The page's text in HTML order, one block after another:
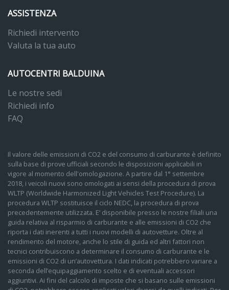
ASSISTENZA
Richiedi intervento
Valuta la tua auto
AUTOCENTRI BALDUINA
Le nostre sedi
Richiedi info
FAQ
Il valore delle emissioni di CO2 e del consumo di carburante è definito
sulla base di prove ufficiali secondo le disposizioni applicabili in
vigore al momento dell'omologazione. A partire dal 1° settembre
2018, i veicoli nuovi sono omologati ai sensi della procedura di prova
WLTP (Worldwide Harmonized Light Vehicles Test Procedure). La
procedura WLTP sostituisce il ciclo NEDC, la procedura di prova
precedentemente utilizzata. E’ disponibile presso le nostre filiali una
guida relativa al risparmio di carburante e alle emissioni di CO2 che
riporta i dati inerenti a tutti i nuovi modelli di autovetture. Oltre al
rendimento del motore, anche lo stile di guida ed altri fattori non
tecnici contribuiscono a determinare il consumo di carburante e le
emissioni di CO2 di un’autovettura. I dati indicati potrebbero variare a
seconda dell’equipaggiamento scelto e di eventuali accessori
aggiuntivi. Ai fini del calcolo di imposte che si basano sulle emissioni